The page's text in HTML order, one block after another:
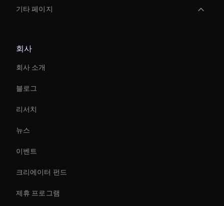
기타 페이지
Ai Avatar For Business
Live Ai Avatar
AI 비디오 배경 리무버
AI 비디오 트랜지션 메이커
Live Ai Presenter
Entertainment Ai Avatar
Ai Avatar For Zoom Meetings
회사
회사 소개
블로그
리서치
뉴스
이벤트
크리에이터 펀드
제휴 프로그램